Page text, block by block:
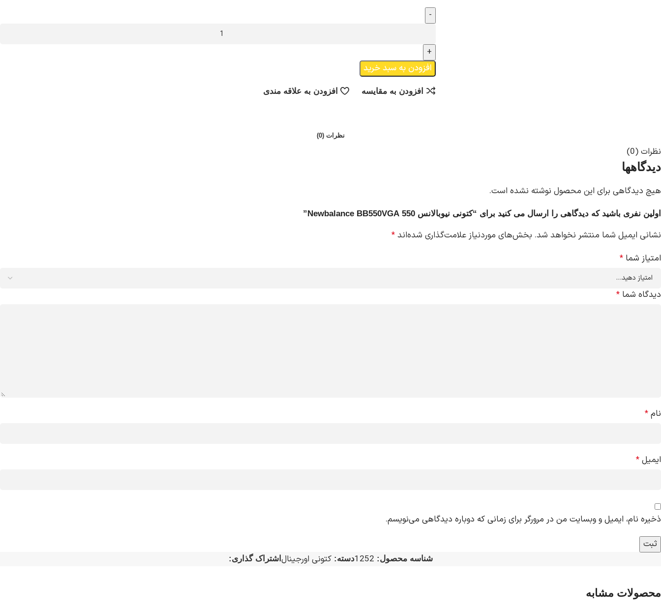
افزودن به سبد خرید
افزودن به مقایسه افزودن به علاقه مندی
نظرات (0)
نظرات (0)
دیدگاهها
هیچ دیدگاهی برای این محصول نوشته نشده است.
اولین نفری باشید که دیدگاهی را ارسال می کنید برای “کتونی نیوبالانس 550 Newbalance BB550VGA”
نشانی ایمیل شما منتشر نخواهد شد. بخش‌های موردنیاز علامت‌گذاری شده‌اند *
امتیاز شما *
دیدگاه شما *
نام *
ایمیل *
ذخیره نام، ایمیل و وبسایت من در مرورگر برای زمانی که دوباره دیدگاهی می‌نویسم.
شناسه محصول: 1252دسته: کتونی اورجینال اشتراک گذاری:
محصولات مشابه